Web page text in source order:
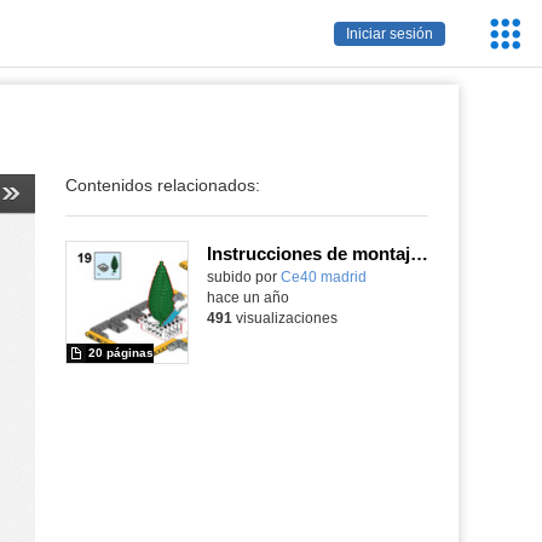
Iniciar sesión
Contenidos relacionados:
Instrucciones de montaje de la SA Detector de temperatura y humedad con el Kit Nezha Inventor
subido por Ce40 madrid
20 páginas
hace un año
491 visualizaciones